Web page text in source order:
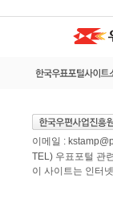
이메일 :
TEL) 우표포털 관
이 사이트는 인터